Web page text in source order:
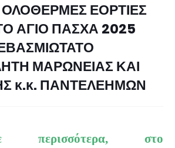
ΟΛΟΘΕΡΜΕΣ ΕΟΡΤΙΕΣ
ΑΓΙΟ ΠΑΣΧΑ 2025
ΜΑΡΩΝΕΙΑΣ ΚΑΙ
κ.κ. ΠΑΝΤΕΛΕΗΜΩΝ
περισσότερα, στο